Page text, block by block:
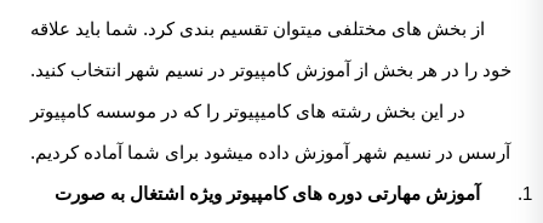
از بخش های مختلفی میتوان تقسیم بندی کرد. شما باید علاقه
خود را در هر بخش از آموزش کامپیوتر در نسیم شهر انتخاب کنید.
در این بخش رشته های کامیپیوتر را که در موسسه کامپیوتر
آرسس در نسیم شهر آموزش داده میشود برای شما آماده کردیم.
آموزش مهارتی دوره های کامپیوتر ویژه اشتغال به صورت